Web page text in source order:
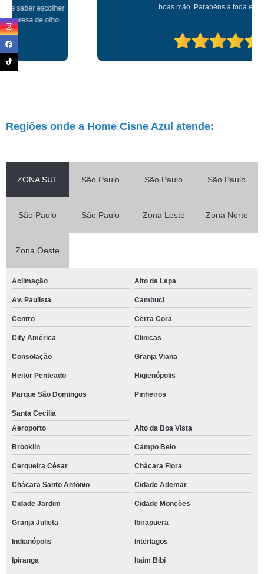
boas mão. Parabéns a toda equipe!!!
Regiões onde a Home Cisne Azul atende:
ZONA SUL São Paulo São Paulo São Paulo
São Paulo São Paulo Zona Leste Zona Norte
Zona Oeste
Aclimação Alto da Lapa
Av. Paulista Cambuci
Centro Cerra Cora
City América Clinicas
Consolação Granja Viana
Heitor Penteado Higienópolis
Parque São Domingos Pinheiros
Santa Cecilia
Aeroporto
Alto da Boa Vista
Brooklin Campo Belo
Cerqueira César Chácara Flora
Chácara Santo Antônio Cidade Ademar
Cidade Jardim Cidade Monções
Granja Julieta Ibirapuera
Indianópolis Interlagos
Ipiranga Itaim Bibi